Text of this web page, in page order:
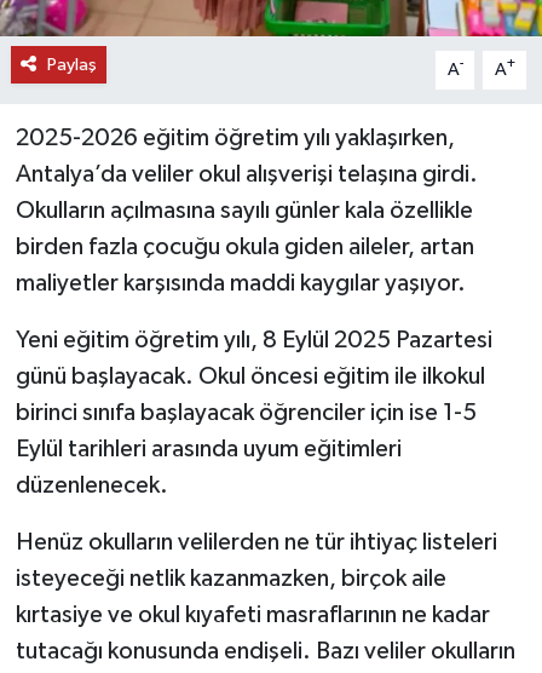
Paylaş A- A+
2025-2026 eğitim öğretim yılı yaklaşırken,
Antalya’da veliler okul alışverişi telaşına girdi.
Okulların açılmasına sayılı günler kala özellikle
birden fazla çocuğu okula giden aileler, artan
maliyetler karşısında maddi kaygılar yaşıyor.
Yeni eğitim öğretim yılı, 8 Eylül 2025 Pazartesi
günü başlayacak. Okul öncesi eğitim ile ilkokul
birinci sınıfa başlayacak öğrenciler için ise 1-5
Eylül tarihleri arasında uyum eğitimleri
düzenlenecek.
Henüz okulların velilerden ne tür ihtiyaç listeleri
isteyeceği netlik kazanmazken, birçok aile
kırtasiye ve okul kıyafeti masraflarının ne kadar
tutacağı konusunda endişeli. Bazı veliler okulların
RÖPORTAJ
YAZARLAR
RESMİ İLAN
MAGAZİN